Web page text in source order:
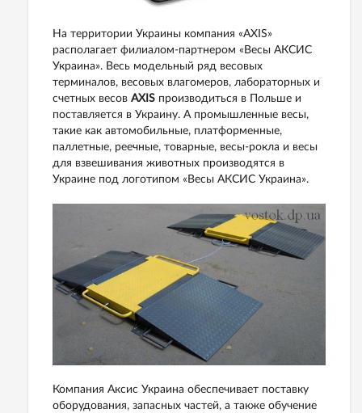
На территории Украины компания «AXIS»
располагает филиалом-партнером «Весы АКСИС
Украина». Весь модельный ряд весовых
терминалов, весовых влагомеров, лабораторных и
счетных весов AXIS производиться в Польше и
поставляется в Украину. А промышленные весы,
такие как автомобильные, платформенные,
паллетные, реечные, товарные, весы-рокла и весы
для взвешивания животных производятся в
Украине под логотипом «Весы АКСИС Украина».
Компания Аксис Украина обеспечивает поставку
оборудования, запасных частей, а также обучение